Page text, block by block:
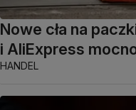
Nowe cła na
i AliExpress
HANDEL